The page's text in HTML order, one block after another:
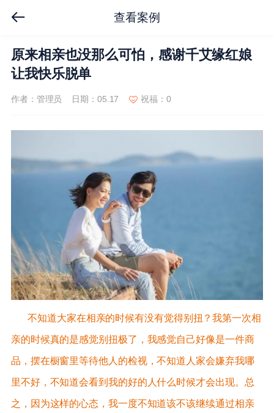
查看案例
原来相亲也没那么可怕，感谢千艾缘红娘
让我快乐脱单
作者：管理员 日期：05.17 祝福：0
不知道大家在相亲的时候有没有觉得别扭？我第一次相
亲的时候真的是感觉别扭极了，我感觉自己好像是一件商
品，摆在橱窗里等待他人的检视，不知道人家会嫌弃我哪
里不好，不知道会看到我的好的人什么时候才会出现。总
之，因为这样的心态，我一度不知道该不该继续通过相亲